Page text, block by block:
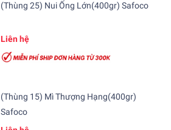
(Thùng 25) Nui Ống Lớn(400gr) Safoco
Liên hệ
(Thùng 15) Mì Thượng Hạng(400gr)
Safoco